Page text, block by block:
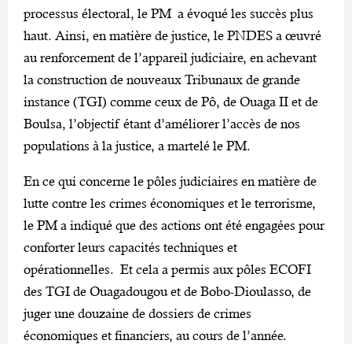
processus électoral, le PM a évoqué les succès plus
haut. Ainsi, en matière de justice, le PNDES a œuvré
au renforcement de l’appareil judiciaire, en achevant
la construction de nouveaux Tribunaux de grande
instance (TGI) comme ceux de Pô, de Ouaga II et de
Boulsa, l’objectif étant d’améliorer l’accès de nos
populations à la justice, a martelé le PM.
En ce qui concerne le pôles judiciaires en matière de
lutte contre les crimes économiques et le terrorisme,
le PM a indiqué que des actions ont été engagées pour
conforter leurs capacités techniques et
opérationnelles. Et cela a permis aux pôles ECOFI
des TGI de Ouagadougou et de Bobo-Dioulasso, de
juger une douzaine de dossiers de crimes
économiques et financiers, au cours de l’année.